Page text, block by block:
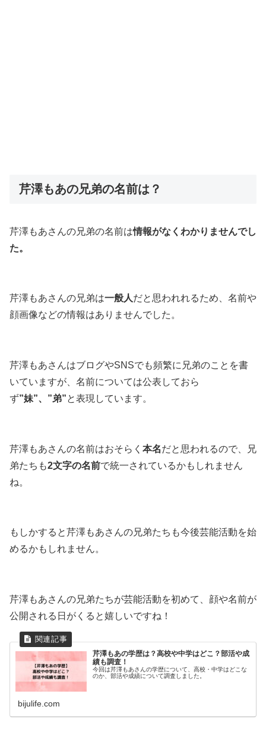
芹澤もあの兄弟の名前は？
芹澤もあさんの兄弟の名前は情報がなくわかりませんでし
た。
芹澤もあさんの兄弟は一般人だと思われれるため、名前や
顔画像などの情報はありませんでした。
芹澤もあさんはブログやSNSでも頻繁に兄弟のことを書
いていますが、名前については公表しておら
ず”妹”、”弟”と表現しています。
芹澤もあさんの名前はおそらく 本名だと思われるので、兄
弟たちも2文字の名前で統一されているかもしれません
ね。
もしかすると芹澤もあさんの兄弟たちも今後芸能活動を始
めるかもしれません。
芹澤もあさんの兄弟たちが芸能活動を初めて、顔や名前が
公開される日がくると嬉しいですね！
芹澤もあの学歴は？高校や中学はどこ？部活や成
績も調査！
今回は芹澤もあさんの学歴について、高校・中学はどこな
のか、部活や成績について調査しました。
bijulife.com